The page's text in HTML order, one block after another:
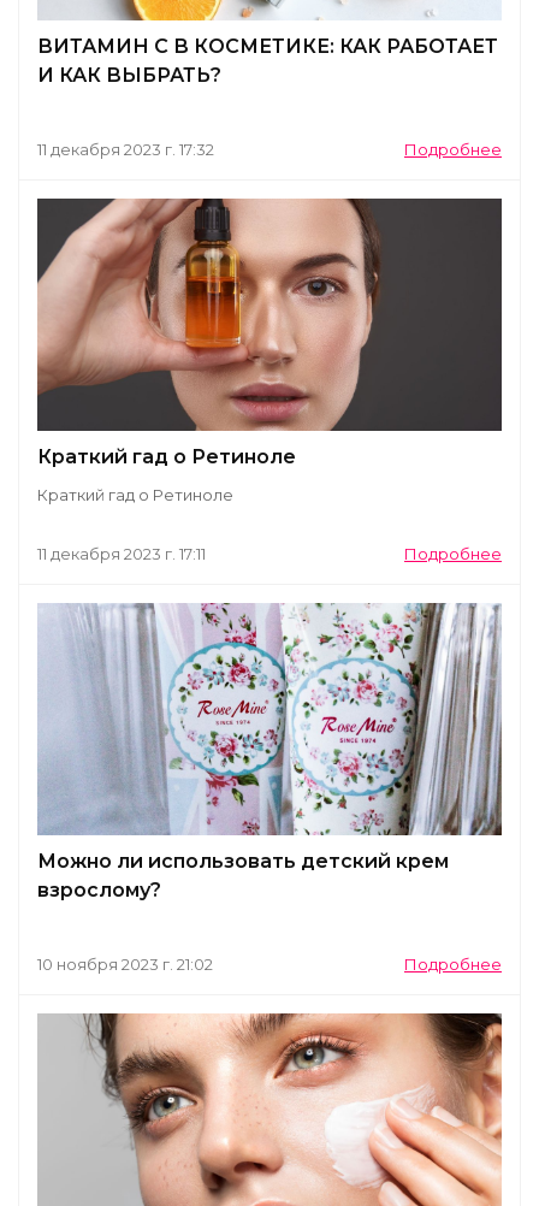
ВИТАМИН С В КОСМЕТИКЕ: КАК РАБОТАЕТ
И КАК ВЫБРАТЬ?
11 декабря 2023 г. 17:32 Подробнее
Краткий гад о Ретиноле
Краткий гад о Ретиноле
11 декабря 2023 г. 17:11 Подробнее
Можно ли использовать детский крем
взрослому?
10 ноября 2023 г. 21:02 Подробнее